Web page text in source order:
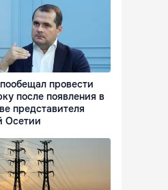
провести
после появления в
представителя
Осетии